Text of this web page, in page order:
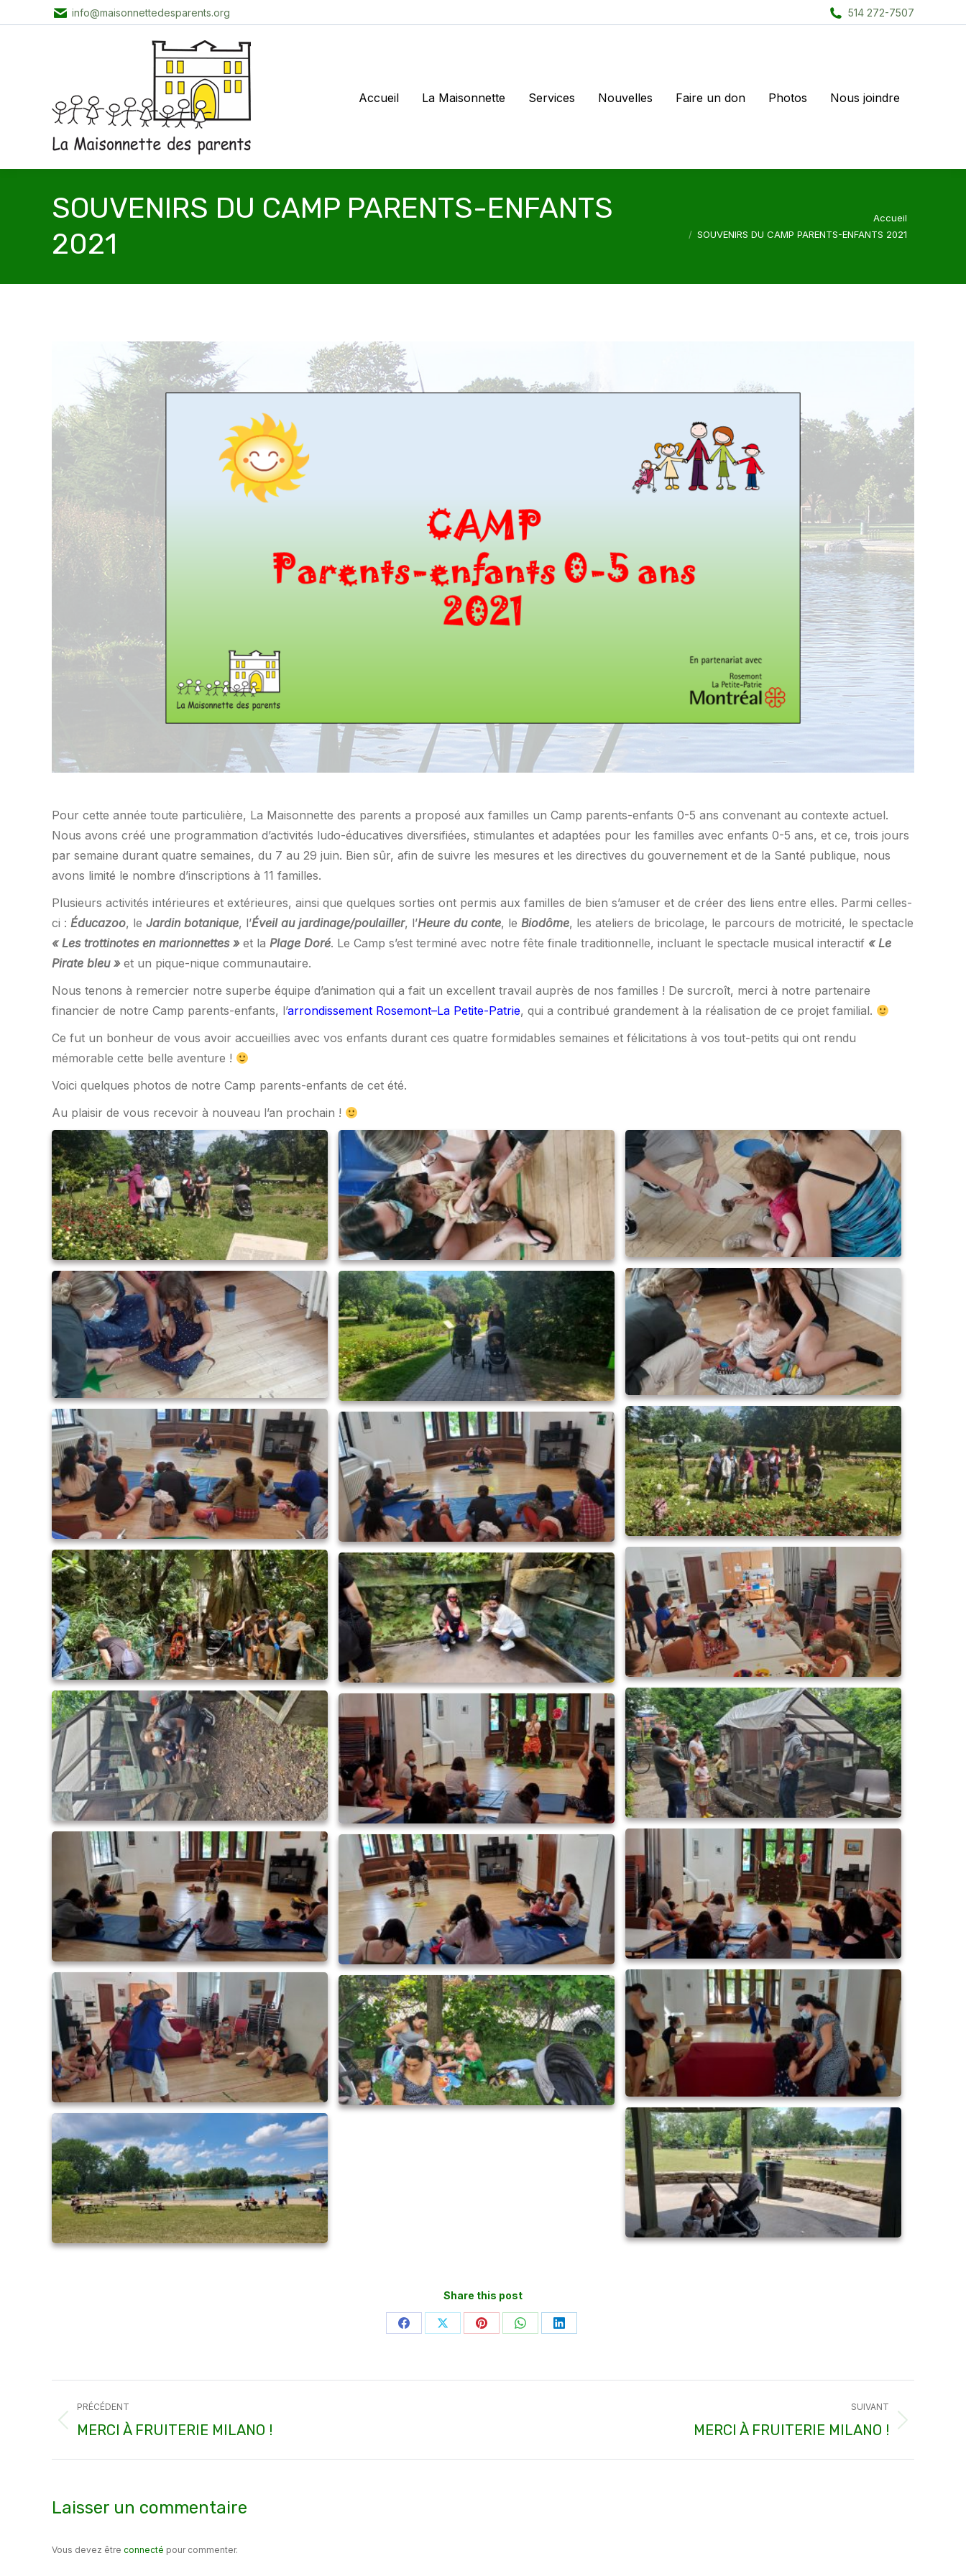
info@maisonnettedesparents.org 514 272-7507
Accueil La Maisonnette Services Nouvelles Faire un don Photos Nous joindre
SOUVENIRS DU CAMP PARENTS-ENFANTS
2021
Accueil
SOUVENIRS DU CAMP PARENTS-ENFANTS 2021
Pour cette année toute particulière, La Maisonnette des parents a proposé aux familles un Camp parents-enfants 0-5 ans convenant au contexte actuel.
Nous avons créé une programmation d’activités ludo-éducatives diversifiées, stimulantes et adaptées pour les familles avec enfants 0-5 ans, et ce, trois jours
par semaine durant quatre semaines, du 7 au 29 juin. Bien sûr, afin de suivre les mesures et les directives du gouvernement et de la Santé publique, nous
avons limité le nombre d’inscriptions à 11 familles.
Plusieurs activités intérieures et extérieures, ainsi que quelques sorties ont permis aux familles de bien s’amuser et de créer des liens entre elles. Parmi celles-
ci : Éducazoo, le Jardin botanique, l’Éveil au jardinage/poulailler, l’Heure du conte, le Biodôme, les ateliers de bricolage, le parcours de motricité, le spectacle
« Les trottinotes en marionnettes »et la Plage Doré. Le Camp s’est terminé avec notre fête finale traditionnelle, incluant le spectacle musical interactif « Le
Pirate bleu »et un pique-nique communautaire.
Nous tenons à remercier notre superbe équipe d’animation qui a fait un excellent travail auprès de nos familles ! De surcroît, merci à notre partenaire
financier de notre Camp parents-enfants, l’arrondissement Rosemont–La Petite-Patrie, qui a contribué grandement à la réalisation de ce projet familial.
Ce fut un bonheur de vous avoir accueillies avec vos enfants durant ces quatre formidables semaines et félicitations à vos tout-petits qui ont rendu
mémorable cette belle aventure !
Voici quelques photos de notre Camp parents-enfants de cet été.
Au plaisir de vous recevoir à nouveau l’an prochain !
Share this post
PartagerPartagerPartagerPartagerPartager
Navigation
article
PRÉCÉDENT
Article
MERCI À FRUITERIE MILANO !
SUIVANT
MERCI À FRUITERIE MILANO !
Laisser un commentaire
Vous devez être connecté pour commenter.